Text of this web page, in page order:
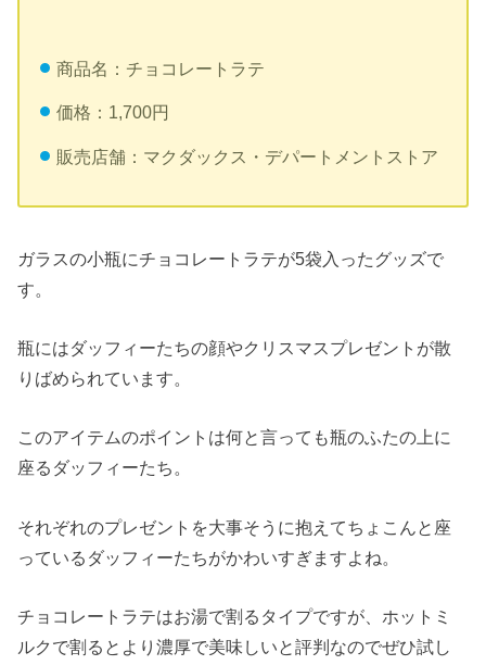
商品名：チョコレートラテ
価格：1,700円
販売店舗：マクダックス・デパートメントストア
ガラスの小瓶にチョコレートラテが5袋入ったグッズで
す。
瓶にはダッフィーたちの顔やクリスマスプレゼントが散
りばめられています。
このアイテムのポイントは何と言っても瓶のふたの上に
座るダッフィーたち。
それぞれのプレゼントを大事そうに抱えてちょこんと座
っているダッフィーたちがかわいすぎますよね。
チョコレートラテはお湯で割るタイプですが、ホットミ
ルクで割るとより濃厚で美味しいと評判なのでぜひ試し